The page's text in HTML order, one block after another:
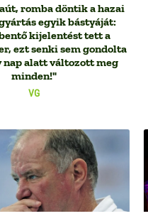
VG
romba döntik a hazai
egyik bástyáját:
kijelentést tett a
ezt senki sem gondolta
nap alatt változott meg
minden!"